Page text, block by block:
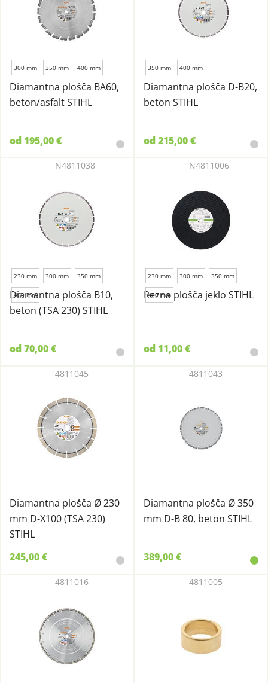
300 mm 350 mm 400 mm
Diamantna plošča BA60,
beton/asfalt STIHL
od 195,00 €
350 mm 400 mm
Diamantna plošča D-B20,
beton STIHL
od 215,00 €
230 mm 300 mm 350 mm
400 mm
Diamantna plošča B10,
beton (TSA 230) STIHL
N4811038
od 70,00 €
230 mm 300 mm 350 mm
400 mm
Rezna plošča jeklo STIHL
N4811006
od 11,00 €
Diamantna plošča Ø 230
mm D-X100 (TSA 230)
STIHL
4811045
245,00 €
Diamantna plošča Ø 350
mm D-B 80, beton STIHL
4811043
389,00 €
4811016 4811005